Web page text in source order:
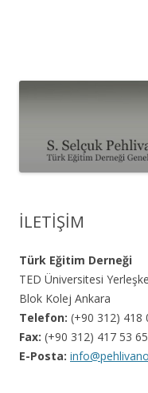
İLETİŞİM
Türk Eğitim Derneği
TED Üniversitesi
Blok Kolej Ankara
Telefon: (+90 312) 418
Fax: (+90 312) 417 53 65
E-Posta: